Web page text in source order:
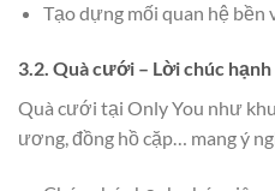
Tạo dựng mối quan hệ bền
3.2. Quà cưới – Lời chúc
Quà cưới tại Only You như
ương, đồng hồ cặp… mang ý